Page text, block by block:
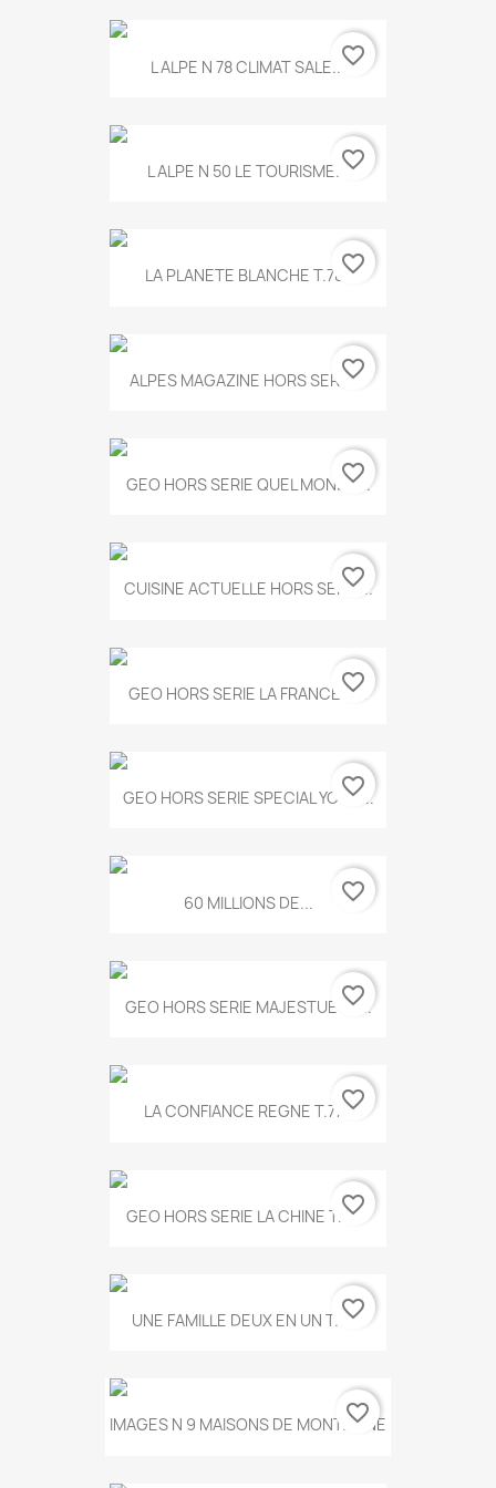
L ALPE N 78 CLIMAT SALE...favorite_border
L ALPE N 50 LE TOURISME...favorite_border
LA PLANETE BLANCHE T.785favorite_border
ALPES MAGAZINE HORS SERIE...
favorite_border
GEO HORS SERIE QUEL MONDE...
favorite_border
CUISINE ACTUELLE HORS SERIE...
favorite_border
GEO HORS SERIE LA FRANCE A...
favorite_border
GEO HORS SERIE SPECIAL YOGA...
favorite_border
60 MILLIONS DE... favorite_border
GEO HORS SERIE MAJESTUEUX...
favorite_border
LA CONFIANCE REGNE T.778favorite_border
GEO HORS SERIE LA CHINE T.497
favorite_border
UNE FAMILLE DEUX EN UN T.675
favorite_border
IMAGES N 9 MAISONS DE MONTAGNE
favorite_border